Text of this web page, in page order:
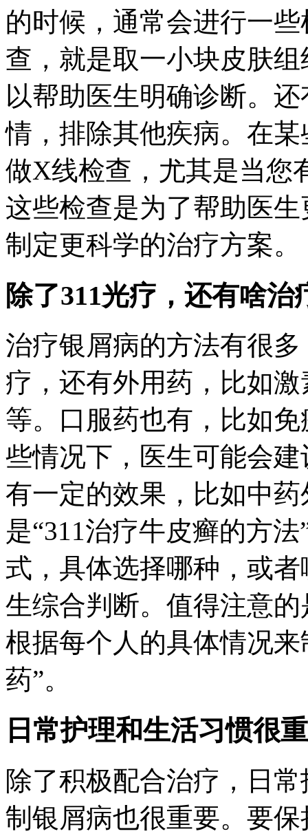
的时候，通常会进行一
查，就是取一小块皮肤
以帮助医生明确诊断。
情，排除其他疾病。在
做X线检查，尤其是当您
这些检查是为了帮助医
制定更科学的治疗方案。
除了311光疗，还有啥治
治疗银屑病的方法有很
疗，还有外用药，比如
等。口服药也有，比如
些情况下，医生可能会
有一定的效果，比如中
是“311治疗牛皮癣的方
式，具体选择哪种，或
生综合判断。值得注意
根据每个人的具体情况
药”。
日常护理和生活习惯很
除了积极配合治疗，日
制银屑病也很重要。要